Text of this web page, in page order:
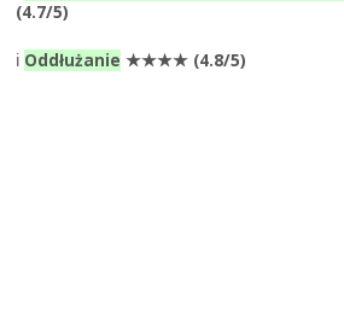
(4.7/5)
ℹ️ Oddłużanie ★★★★ (4.8/5)